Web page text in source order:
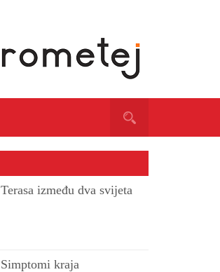
Terasa između dva svijeta
Simptomi kraja